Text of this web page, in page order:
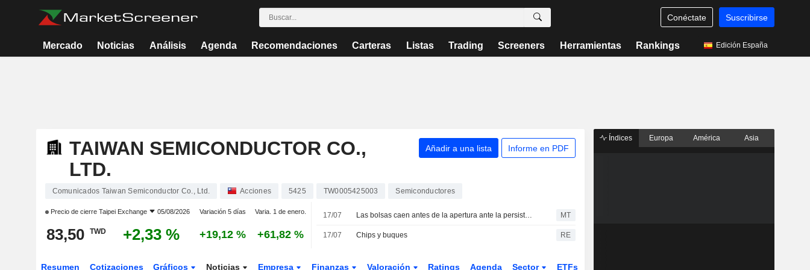
Conéctate Suscribirse
Mercado Noticias Análisis Agenda Recomendaciones Carteras Listas Trading Screeners Herramientas Rankings Edición España
TAIWAN SEMICONDUCTOR CO.,
LTD.
Añadir a una lista Informe en PDF
Comunicados Taiwan Semiconductor Co., Ltd. Acciones 5425 TW0005425003 Semiconductores
Precio de cierre Taipei Exchange 05/08/2026 Variación 5 días Varia. 1 de enero.
83,50 TWD +2,33 % +19,12 % +61,82 %
17/07 Las bolsas caen antes de la apertura ante la persistente liquidación en el sector de los semiconductores MT
17/07 Chips y buques RE
Resumen Cotizaciones Gráficos Noticias Empresa Finanzas Valoración Ratings Agenda Sector ETFs
Índices Europa América Asia